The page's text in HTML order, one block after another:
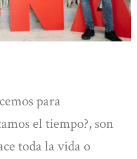
para
el tiempo?, son
toda la vida o